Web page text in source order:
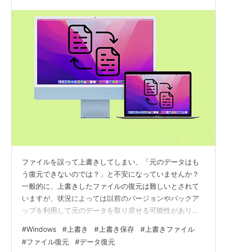
れた。
ほかにARMアーキテクチャのPC向けのWindows RTも
あり、2012年に搭載製品が発売されたが、タブレット
PCでもx86系が幅を利かせているので、RTは徐々に収
束に向かっている。
PC/AT互換機向けWindowsの主なバージョンの
1987年：Windows 2.0
1990年：Windows 3.0
1992年：Windows 3.1
1993年：Windows for Workgroups 3.1（日本未出荷
製品）
1994年：Windows for Workgroups 3.11/3.12（日本
未出荷製品）
ファイルを誤って上書きしてしまい、「元のデータはも
う復元できないのでは？」と不安になっていませんか？
一般的に、上書きしたファイルの復元は難しいとされて
いますが、状況によっては以前のバージョンやバックア
ップを利用して元のデータを取り戻せる可能性がありま
復元ソフトで復旧を試せるケースがあります。 この記事
では、Windowsで上書きしたファイルを元に戻す方法を
#Windows # 上書き # 上書き保存 # 上書きファイル
#ファイル復元 #データ復元